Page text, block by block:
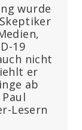
wurde
19
nicht
er
ab
Lesern